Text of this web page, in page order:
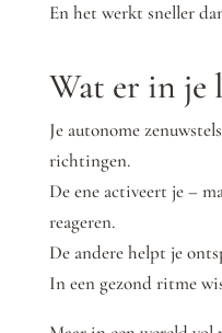
En het werkt sneller
Wat er in je
Je autonome
richtingen.
De ene activeert je –
reageren.
De andere helpt je
In een gezond ritme